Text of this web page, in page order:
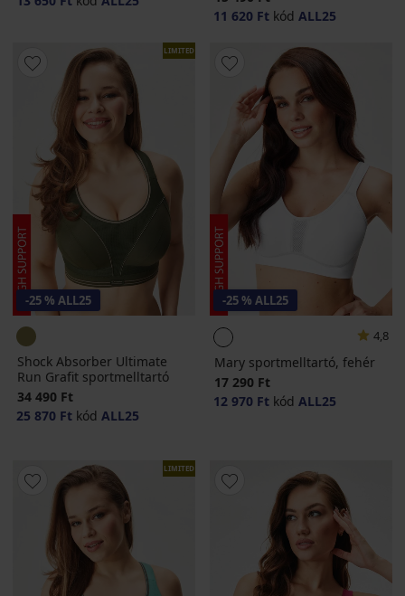
11 620 Ft kód ALL25
LIMITED
-25 % ALL25
Shock Absorber Ultimate
Run Grafit sportmelltartó
34 490 Ft
25 870 Ft kód ALL25
-25 % ALL25
4,8
Mary sportmelltartó, fehér
17 290 Ft
12 970 Ft kód ALL25
LIMITED